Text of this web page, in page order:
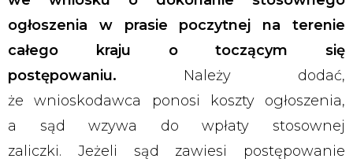
ogłoszenia w prasie poczytnej na terenie
całego kraju o toczącym się
postępowaniu. Należy dodać,
że wnioskodawca ponosi koszty ogłoszenia,
a sąd wzywa do wpłaty stosownej
zaliczki. Jeżeli sąd zawiesi postępowanie